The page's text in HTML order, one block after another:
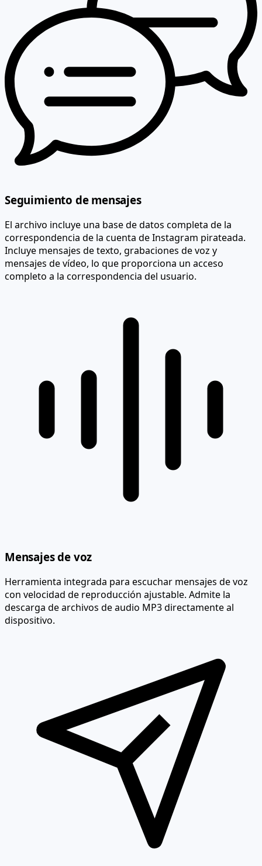
Seguimiento de mensajes
El archivo incluye una base de datos completa de la
correspondencia de la cuenta de Instagram pirateada.
Incluye mensajes de texto, grabaciones de voz y
mensajes de vídeo, lo que proporciona un acceso
completo a la correspondencia del usuario.
Mensajes de voz
Herramienta integrada para escuchar mensajes de voz
con velocidad de reproducción ajustable. Admite la
descarga de archivos de audio MP3 directamente al
dispositivo.